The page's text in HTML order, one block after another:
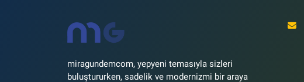
miragundemcom, yepyeni temasıyla sizleri
buluştururken, sadelik ve modernizmi bir araya